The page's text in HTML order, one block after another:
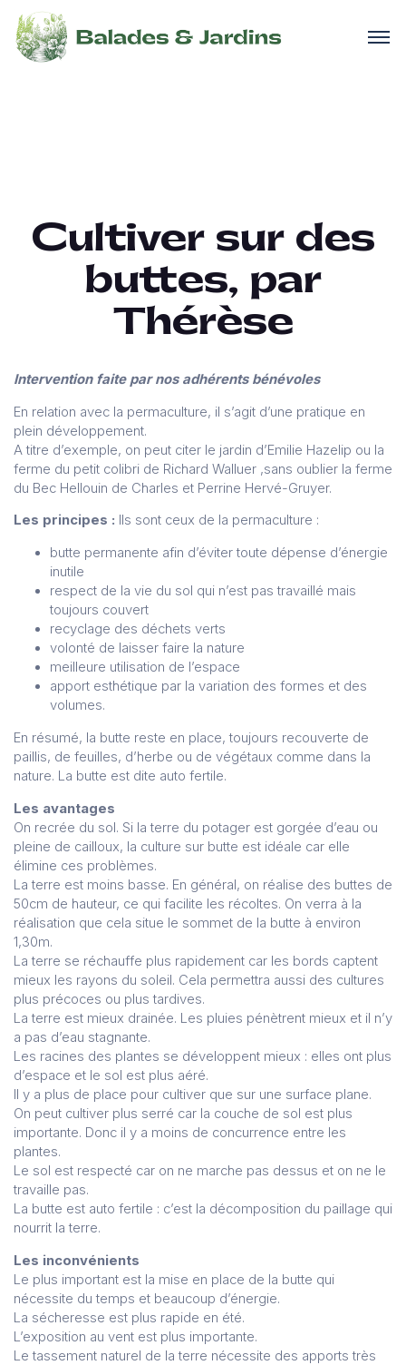
Cultiver sur des
buttes, par
Thérèse
Intervention faite par nos adhérents bénévoles
En relation avec la permaculture, il s’agit d’une pratique en
plein développement.
A titre d’exemple, on peut citer le jardin d’Emilie Hazelip ou la
ferme du petit colibri de Richard Walluer ,sans oublier la ferme
du Bec Hellouin de Charles et Perrine Hervé-Gruyer.
Les principes :
Ils sont ceux de la permaculture :
butte permanente afin d’éviter toute dépense d’énergie
inutile
respect de la vie du sol qui n’est pas travaillé mais
toujours couvert
recyclage des déchets verts
volonté de laisser faire la nature
meilleure utilisation de l’espace
apport esthétique par la variation des formes et des
volumes.
En résumé, la butte reste en place, toujours recouverte de
paillis, de feuilles, d’herbe ou de végétaux comme dans la
nature. La butte est dite auto fertile.
Les avantages
On recrée du sol. Si la terre du potager est gorgée d’eau ou
pleine de cailloux, la culture sur butte est idéale car elle
élimine ces problèmes.
La terre est moins basse. En général, on réalise des buttes de
50cm de hauteur, ce qui facilite les récoltes. On verra à la
réalisation que cela situe le sommet de la butte à environ
1,30m.
La terre se réchauffe plus rapidement car les bords captent
mieux les rayons du soleil. Cela permettra aussi des cultures
plus précoces ou plus tardives.
La terre est mieux drainée. Les pluies pénètrent mieux et il n’y
a pas d’eau stagnante.
Les racines des plantes se développent mieux : elles ont plus
d’espace et le sol est plus aéré.
Il y a plus de place pour cultiver que sur une surface plane.
On peut cultiver plus serré car la couche de sol est plus
importante. Donc il y a moins de concurrence entre les
plantes.
Le sol est respecté car on ne marche pas dessus et on ne le
travaille pas.
La butte est auto fertile : c’est la décomposition du paillage qui
nourrit la terre.
Les inconvénients
Le plus important est la mise en place de la butte qui
nécessite du temps et beaucoup d’énergie.
La sécheresse est plus rapide en été.
L’exposition au vent est plus importante.
Le tassement naturel de la terre nécessite des apports très